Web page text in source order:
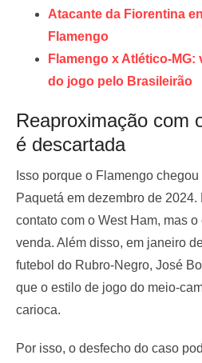
Atacante da Fiorentina
Flamengo
Flamengo x Atlético-
do jogo pelo Brasileirão
Reaproximação com
é descartada
Isso porque o Flamengo
Paquetá em dezembro de
contato com o West Ham, mas
venda. Além disso, em janeiro
futebol do Rubro-Negro, José
que o estilo de jogo do meio-
carioca.
Por isso, o desfecho do caso